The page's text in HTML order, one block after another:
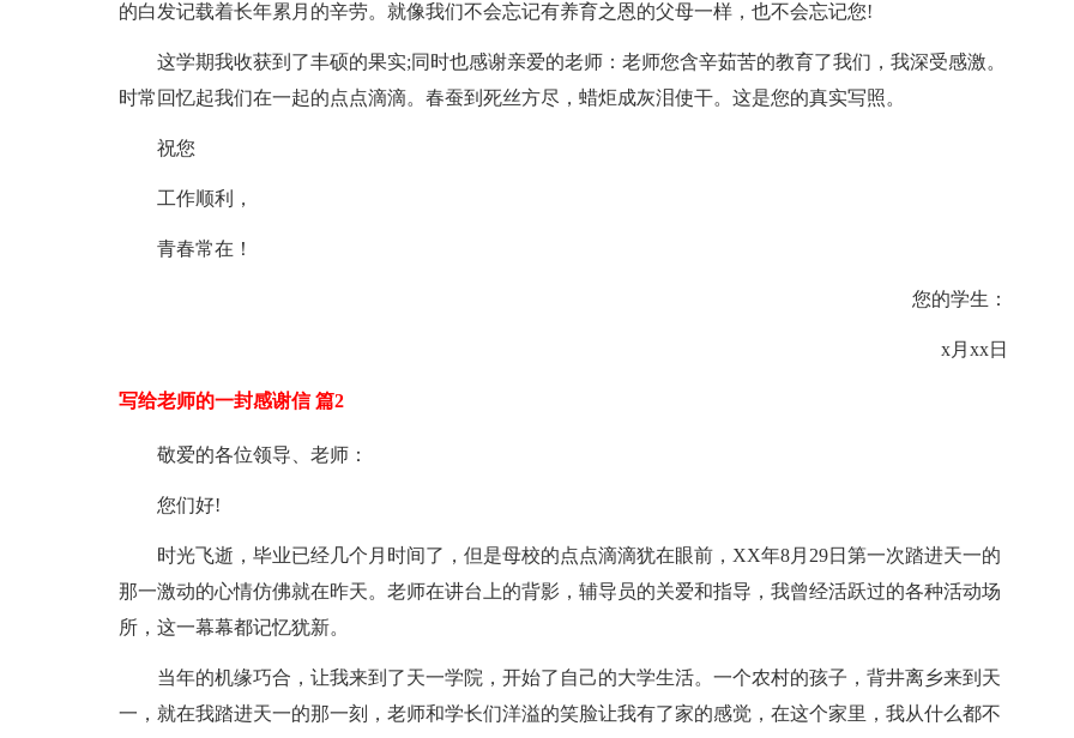
的白发记载着长年累月的辛劳。就像我们不会忘记有养育之恩的父母一样，也不会忘记您!
这学期我收获到了丰硕的果实;同时也感谢亲爱的老师：老师您含辛茹苦的教育了我们，我深受感激。
时常回忆起我们在一起的点点滴滴。春蚕到死丝方尽，蜡炬成灰泪使干。这是您的真实写照。
祝您
工作顺利，
青春常在！
您的学生：
x月xx日
写给老师的一封感谢信 篇2
敬爱的各位领导、老师：
您们好!
时光飞逝，毕业已经几个月时间了，但是母校的点点滴滴犹在眼前，XX年8月29日第一次踏进天一的
那一激动的心情仿佛就在昨天。老师在讲台上的背影，辅导员的关爱和指导，我曾经活跃过的各种活动场
所，这一幕幕都记忆犹新。
当年的机缘巧合，让我来到了天一学院，开始了自己的大学生活。一个农村的孩子，背井离乡来到天
一，就在我踏进天一的那一刻，老师和学长们洋溢的笑脸让我有了家的感觉，在这个家里，我从什么都不